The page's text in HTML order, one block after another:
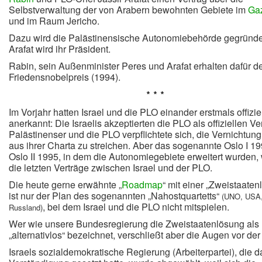
Selbstverwaltung der von Arabern bewohnten Gebiete im
und im Raum Jericho.
Dazu wird die Palästinensische Autonomiebehörde
Arafat wird ihr Präsident.
Rabin, sein Außenminister Peres und Arafat erhalten dafür
Friedensnobelpreis (1994).
* * *
Im Vorjahr hatten Israel und die PLO einander erstmals
anerkannt: Die Israelis akzeptierten die PLO als offiziellen
Palästinenser und die PLO verpflichtete sich, die
aus ihrer Charta zu streichen. Aber das sogenannte Oslo I
Oslo II 1995, in dem die Autonomiegebiete erweitert wurden,
die letzten Verträge zwischen Israel und der PLO.
Die heute gerne erwähnte „Roadmap“ mit einer
ist nur der Plan des sogenannten „Nahostquartetts“ (UNO,
Russland), bei dem Israel und die PLO nicht mitspielen.
Wer wie unsere Bundesregierung die Zweistaatenlösung als
„alternativlos“ bezeichnet, verschließt aber die Augen vor
Israels sozialdemokratische Regierung (Arbeiterpartei), die